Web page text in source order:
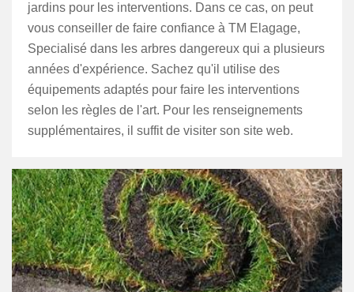
jardins pour les interventions. Dans ce cas, on peut
vous conseiller de faire confiance à TM Elagage,
Specialisé dans les arbres dangereux qui a plusieurs
années d'expérience. Sachez qu'il utilise des
équipements adaptés pour faire les interventions
selon les règles de l'art. Pour les renseignements
supplémentaires, il suffit de visiter son site web.